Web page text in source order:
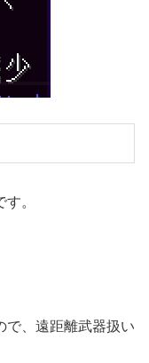
。
で、遠距離武器扱い